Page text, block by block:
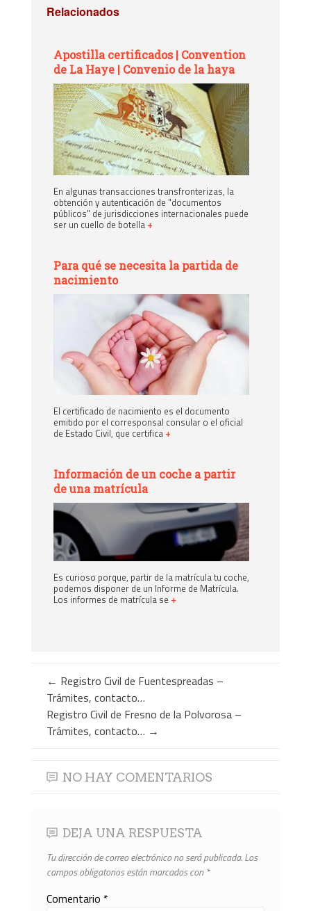
Relacionados
Apostilla certificados | Convention
de La Haye | Convenio de la haya
En algunas transacciones transfronterizas, la
obtención y autenticación de "documentos
públicos" de jurisdicciones internacionales puede
ser un cuello de botella +
Para qué se necesita la partida de
nacimiento
El certificado de nacimiento es el documento
emitido por el corresponsal consular o el oficial
de Estado Civil, que certifica +
Información de un coche a partir
de una matrícula
Es curioso porque, partir de la matrícula tu coche,
podemos disponer de un Informe de Matrícula.
Los informes de matrícula se +
← Registro Civil de Fuentespreadas –
Trámites, contacto…
Registro Civil de Fresno de la Polvorosa –
Trámites, contacto… →
NO HAY COMENTARIOS
DEJA UNA RESPUESTA
Tu dirección de correo electrónico no será publicada.Los
campos obligatorios están marcados con *
Comentario *